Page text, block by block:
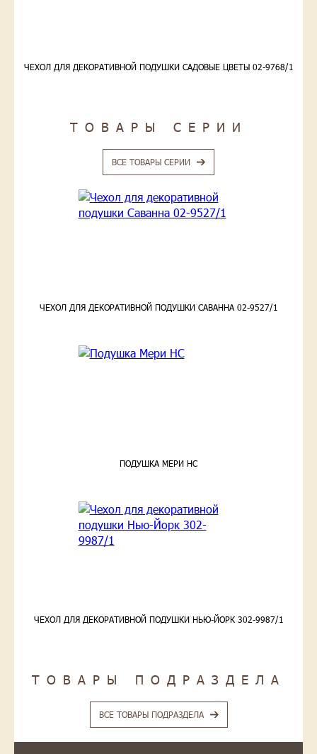
ЧЕХОЛ ДЛЯ ДЕКОРАТИВНОЙ ПОДУШКИ САДОВЫЕ ЦВЕТЫ 02-9768/1
ТОВАРЫ СЕРИИ
ВСЕ ТОВАРЫ СЕРИИ
ЧЕХОЛ ДЛЯ ДЕКОРАТИВНОЙ ПОДУШКИ САВАННА 02-9527/1
ПОДУШКА МЕРИ НС
ЧЕХОЛ ДЛЯ ДЕКОРАТИВНОЙ ПОДУШКИ НЬЮ-ЙОРК 302-9987/1
ТОВАРЫ ПОДРАЗДЕЛА
ВСЕ ТОВАРЫ ПОДРАЗДЕЛА